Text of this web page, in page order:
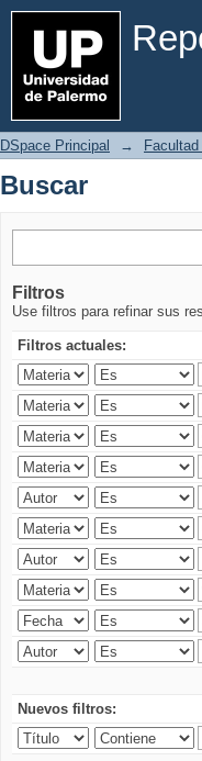
Buscar
DSpace Principal →
Buscar
Filtros
Use filtros para refinar sus
Filtros actuales:
Nuevos filtros: